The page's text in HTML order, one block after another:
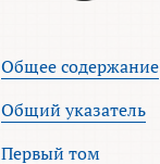
Общее содержание
Общий указатель
Первый том